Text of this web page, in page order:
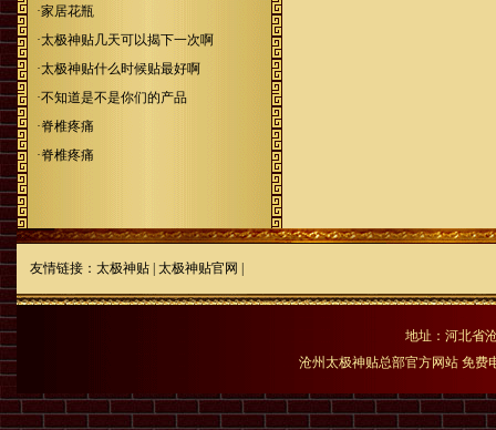
·家居花瓶
·太极神贴几天可以揭下一次啊
·太极神贴什么时候贴最好啊
·不知道是不是你们的产品
·脊椎疼痛
·脊椎疼痛
友情链接： 太极神贴 太极神贴官网
地址：河北省
沧州太极神贴总部官方网站 免费